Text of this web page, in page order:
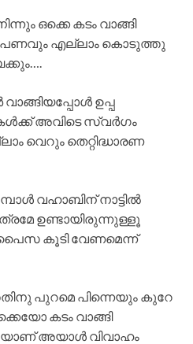
ഒക്കെ കടം വാങ്ങി
പണവും എല്ലാം കൊടുത്തു
ഉപ്പ
അവിടെ സ്വർഗം
വെറും തെറ്റിദ്ധാരണ
വഹാബിന് നാട്ടിൽ
ഉണ്ടായിരുന്നുള്ളൂ
കൂടി വേണമെന്ന്
പുറമെ പിന്നെയും കുറേ
കടം വാങ്ങി
അയാൾ വിവാഹം